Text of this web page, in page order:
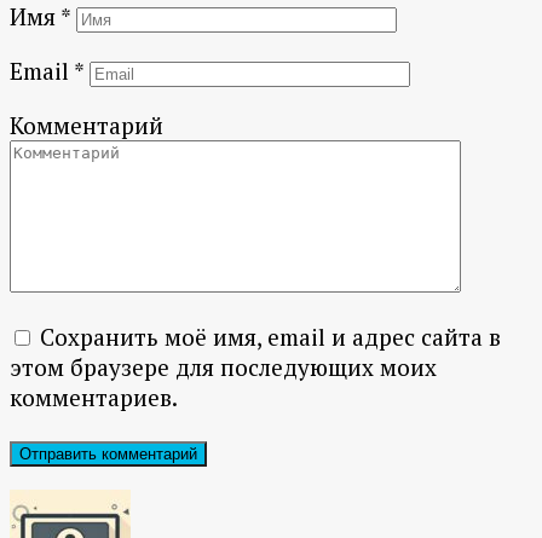
Имя *
Email *
Комментарий
Сохранить моё имя, email и адрес сайта в
этом браузере для последующих моих
комментариев.